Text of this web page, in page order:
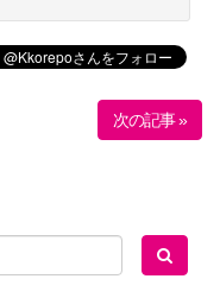
次の記事 »